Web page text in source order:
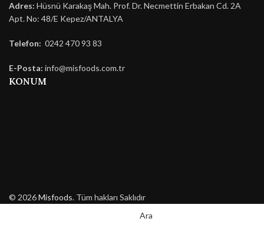
Adres: Hüsnü Karakaş Mah. Prof. Dr. Necmettin Erbakan Cd. 2A
Apt. No: 48/E Kepez/ANTALYA
Telefon: 0242 470 93 83
E-Posta: info@misfoods.com.tr
KONUM
© 2026Misfoods. Tüm hakları Saklıdır
Ara